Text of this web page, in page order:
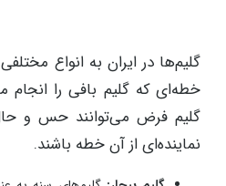
بیشتر بخوانید: دکوراسیون
فضا را بشکنید
انواع مدلهای گلیم فرش در